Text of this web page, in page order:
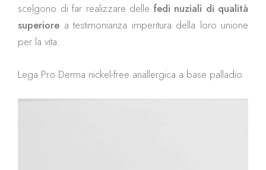
scelgono di far realizzare delle fedi nuziali di qualità
superiore a testimonianza imperitura della loro unione
per la vita.
Lega Pro Derma nickel-free anallergica a base palladio.